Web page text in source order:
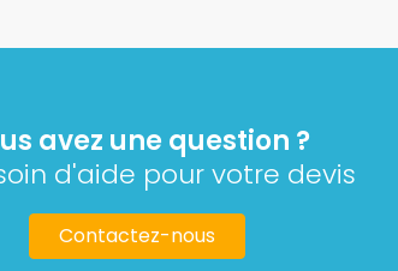
avez une question ?
d'aide pour votre devis
Contactez-nous